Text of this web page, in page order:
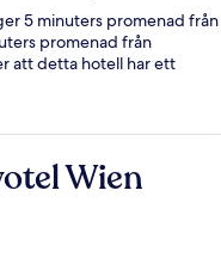
5 minuters promenad från
promenad från
att detta hotell har ett
Wien